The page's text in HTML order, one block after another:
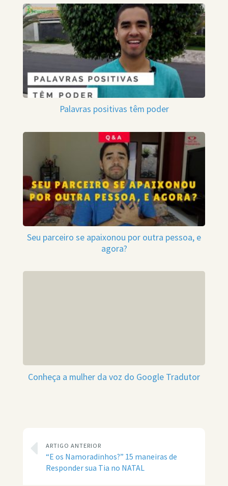
Palavras positivas têm poder
Seu parceiro se apaixonou por outra pessoa, e
agora?
Conheça a mulher da voz do Google Tradutor
ARTIGO ANTERIOR
“E os Namoradinhos?” 15 maneiras de
Responder sua Tia no NATAL